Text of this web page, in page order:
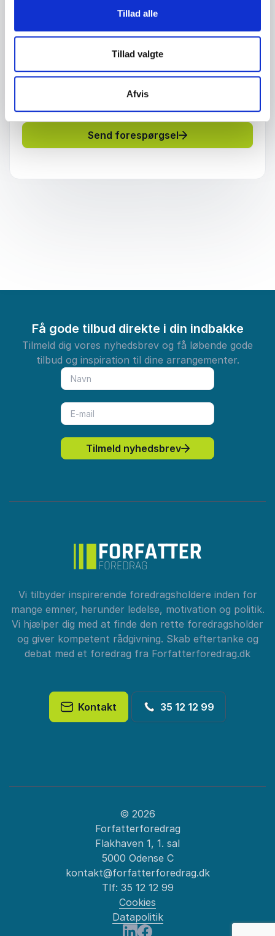
Tillad alle
Tillad valgte
Afvis
Spørgsmål eller kommentar
Send forespørgsel
Få gode tilbud direkte i din indbakke
Tilmeld dig vores nyhedsbrev og få løbende gode
tilbud og inspiration til dine arrangementer.
Tilmeld nyhedsbrev
Vi tilbyder inspirerende foredragsholdere inden for
mange emner, herunder ledelse, motivation og politik.
Vi hjælper dig med at finde den rette foredragsholder
og giver kompetent rådgivning. Skab eftertanke og
debat med et foredrag fra Forfatterforedrag.dk
Kontakt 35 12 12 99
© 2026
Forfatterforedrag
Flakhaven 1, 1. sal
5000 Odense C
kontakt@forfatterforedrag.dk
Tlf: 35 12 12 99
Cookies
Datapolitik